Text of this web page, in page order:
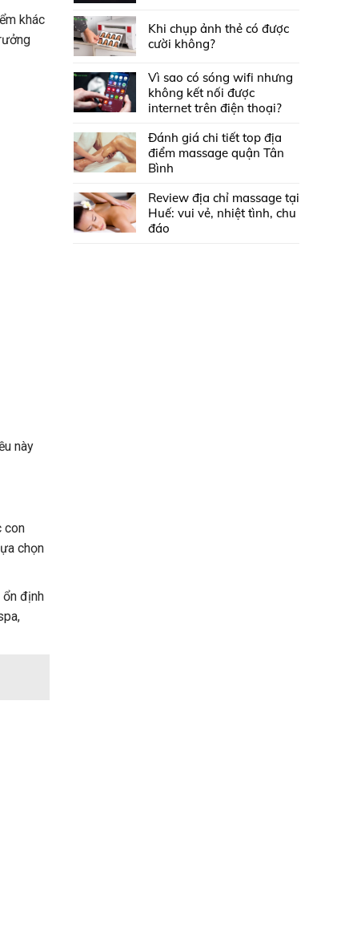
khác
này
con
chọn
ổn định
Khi chụp ảnh thẻ có được
cười không?
Vì sao có sóng wifi nhưng
không kết nối được
internet trên điện thoại?
Đánh giá chi tiết top địa
điểm massage quận Tân
Bình
Review địa chỉ massage tại
Huế: vui vẻ, nhiệt tình, chu
đáo